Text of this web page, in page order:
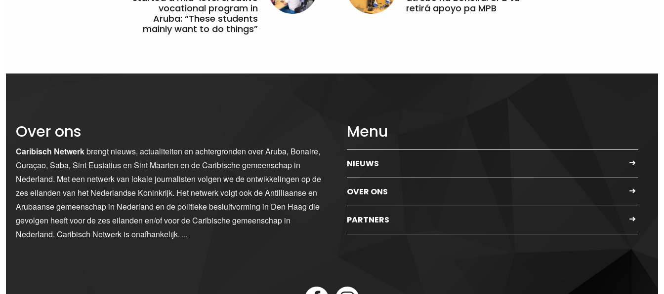
vocational program in
Aruba: “These students
mainly want to do things”
retirá apoyo pa MPB
Over ons
Caribisch Netwerkbrengt nieuws, actualiteiten en achtergronden over Aruba, Bonaire,
Curaçao, Saba, Sint Eustatius en Sint Maarten en de Caribische gemeenschap in
Nederland. Met een netwerk van lokale journalisten volgen we de ontwikkelingen op de
zes eilanden van het Nederlandse Koninkrijk. Het netwerk volgt ook de Antilliaanse en
Arubaanse gemeenschap in Nederland en de politieke besluitvorming in Den Haag die
gevolgen heeft voor de zes eilanden en/of voor de Caribische gemeenschap in
Nederland. Caribisch Netwerk is onafhankelijk. ...
Menu
NIEUWS
OVER ONS
PARTNERS